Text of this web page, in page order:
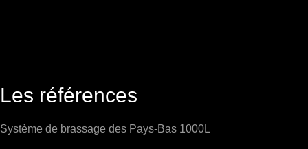
Les références
Système de brassage des Pays-Bas 1000L